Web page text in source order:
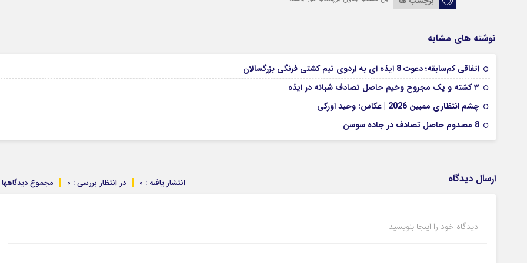
نوشته های مشابه
اتفاقی کم‌سابقه؛ دعوت 8 ایذه ای به اردوی تیم کشتی فرنگی بزرگسالان
۳ کشته و یک مجروح وخیم حاصل تصادف شبانه در ایذه
چشم انتظاری ممبین 2026 | عکاس: وحید اورکی
8 مصدوم حاصل تصادف در جاده سوسن
ارسال دیدگاه مجموع دیدگاهها : در انتظار بررسی : 0 انتشار یافته : 0
دیدگاه خود را اینجا بنویسید